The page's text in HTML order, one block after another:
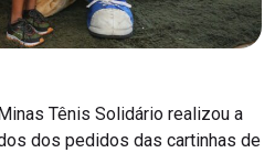
Tênis Solidário realizou a
dos pedidos das cartinhas de